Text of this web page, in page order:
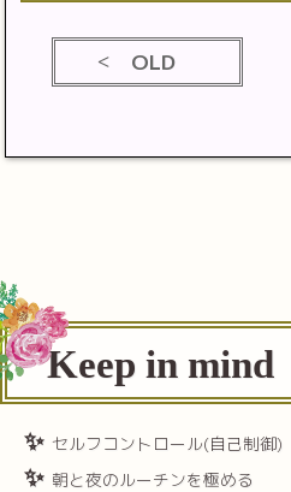
OLD
Keep in mind
セルフコントロール(自己制御)
朝と夜のルーチンを極める